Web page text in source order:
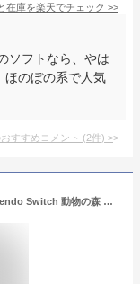
在庫を楽天でチェック >>
ソフトなら、やは
ほのぼの系で人気
すすめコメント (2件) >
あつまれ どうぶつの森 任天堂スイッチ Nintendo Switch 動物の森 ニンテンドースイッチ ソフト あつもり お祝い ギフト [ラッピング対応不可] R-LOGI